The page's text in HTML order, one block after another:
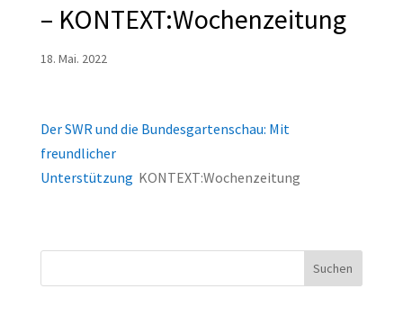
– KONTEXT:Wochenzeitung
18. Mai. 2022
Der SWR und die Bundesgartenschau: Mit
freundlicher
Unterstützung KONTEXT:Wochenzeitung
Suchen